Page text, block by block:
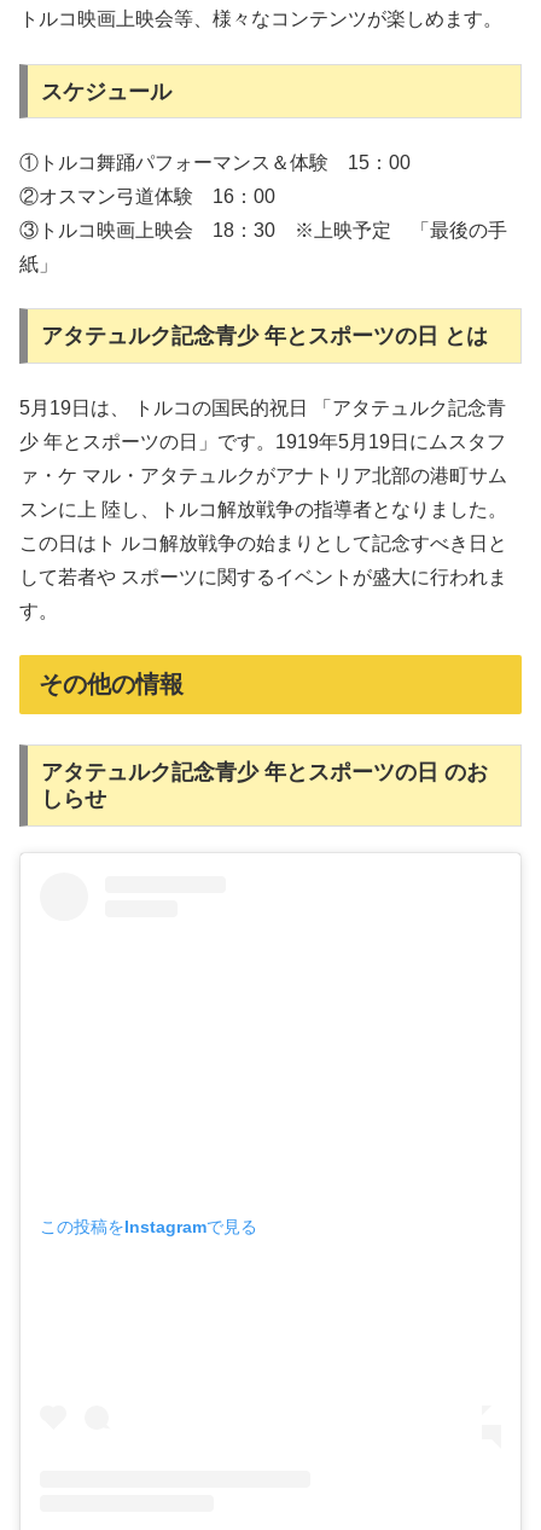
トルコ映画上映会等、様々なコンテンツが楽しめます。
スケジュール
①トルコ舞踊パフォーマンス＆体験 15：00
②オスマン弓道体験 16：00
③トルコ映画上映会 18：30 ※上映予定 「最後の手
紙」
アタテュルク記念青少 年とスポーツの日 とは
5月19日は、 トルコの国民的祝日 「アタテュルク記念青
少 年とスポーツの日」です。1919年5月19日にムスタフ
ァ・ケ マル・アタテュルクがアナトリア北部の港町サム
スンに上 陸し、トルコ解放戦争の指導者となりました。
この日はト ルコ解放戦争の始まりとして記念すべき日と
して若者や スポーツに関するイベントが盛大に行われま
す。
その他の情報
アタテュルク記念青少 年とスポーツの日 のお
しらせ
この投稿をInstagramで見る